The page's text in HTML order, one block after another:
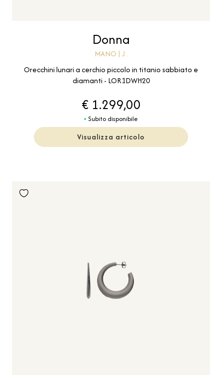
Donna
MANO | J .
Orecchini lunari a cerchio piccolo in titanio sabbiato e
diamanti - LOR1DWH20
€ 1.299,00
Subito disponibile
Visualizza articolo